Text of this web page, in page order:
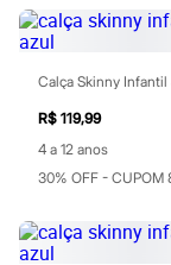
Óculos
Relógios
Calçados
Botas
Rasteirinhas
Sandálias
Tênis
City
Clock House
R$ 119,99
4 a 12 anos
30% OFF - CUPOM